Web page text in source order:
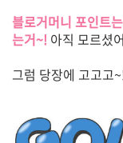
블로거머니 포인트
는거~! 아직 모르셨
그럼 당장에 고고고